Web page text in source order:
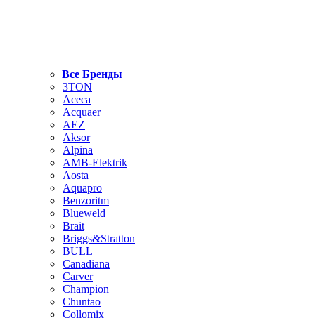
Все Бренды
3TON
Aceca
Acquaer
AEZ
Aksor
Alpina
AMB-Elektrik
Aosta
Aquapro
Benzoritm
Blueweld
Brait
Briggs&Stratton
BULL
Canadiana
Carver
Champion
Chuntao
Collomix